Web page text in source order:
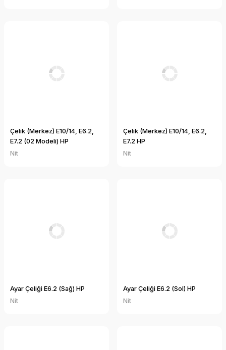
Çelik (Merkez) E10/14, E6.2,
E7.2 (02 Modeli) HP
Nit
Çelik (Merkez) E10/14, E6.2,
E7.2 HP
Nit
Ayar Çeliği E6.2 (Sağ) HP
Nit
Ayar Çeliği E6.2 (Sol) HP
Nit